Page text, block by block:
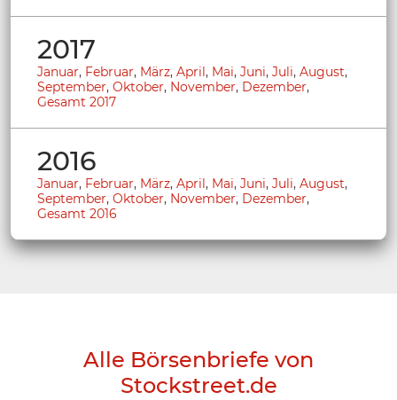
2017
Januar, Februar, März, April, Mai, Juni, Juli, August,
September, Oktober, November, Dezember,
Gesamt 2017
2016
Januar, Februar, März, April, Mai, Juni, Juli, August,
September, Oktober, November, Dezember,
Gesamt 2016
Alle Börsenbriefe von
Stockstreet.de